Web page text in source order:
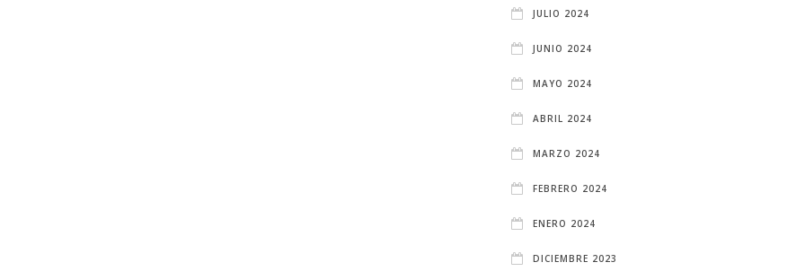
JULIO 2024
JUNIO 2024
MAYO 2024
ABRIL 2024
MARZO 2024
FEBRERO 2024
ENERO 2024
DICIEMBRE 2023